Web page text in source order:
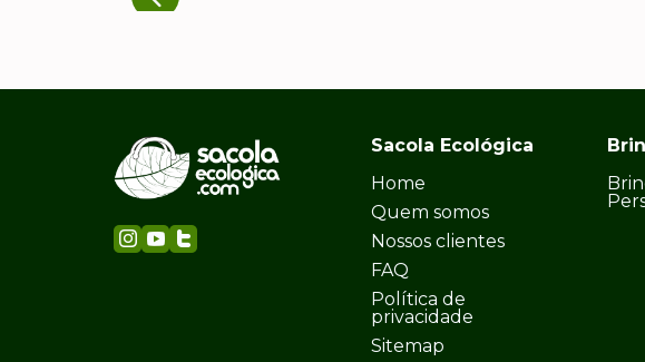
Sacola Ecológica
Home
Quem somos
Nossos clientes
FAQ
Política de
privacidade
Sitemap